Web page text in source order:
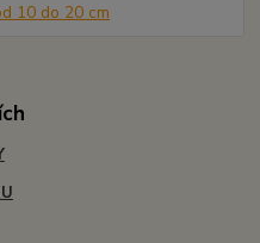
10 do 20 cm